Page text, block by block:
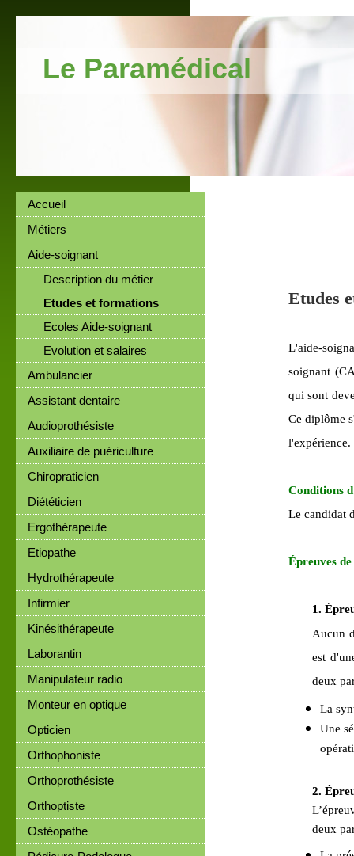
Le Paramédical
Etudes
L'aide-
soignant
qui sont
Ce diplôme
l'expérience.
Conditions
Le candidat
Épreuves
1. É
Aucun
est
deux
La
Une
2.
deux
Accueil
Métiers
Aide-soignant
Description du métier
Etudes et formations
Ecoles Aide-soignant
Evolution et salaires
Ambulancier
Assistant dentaire
Audioprothésiste
Auxiliaire de puériculture
Chiropraticien
Diététicien
Ergothérapeute
Etiopathe
Hydrothérapeute
Infirmier
Kinésithérapeute
Laborantin
Manipulateur radio
Monteur en optique
Opticien
Orthophoniste
Orthoprothésiste
Orthoptiste
Ostéopathe